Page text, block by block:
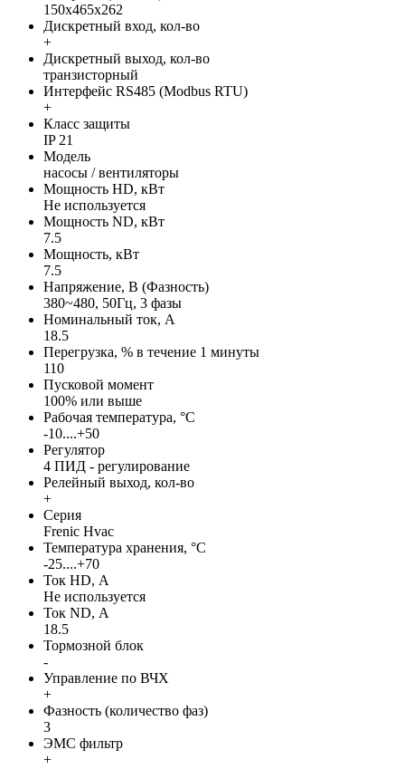
150x465x262
Дискретный вход, кол-во
+
Дискретный выход, кол-во
транзисторный
Интерфейс RS485 (Modbus RTU)
+
Класс защиты
IP 21
Модель
насосы / вентиляторы
Мощность HD, кВт
Не используется
Мощность ND, кВт
7.5
Мощность, кВт
7.5
Напряжение, В (Фазность)
380~480, 50Гц, 3 фазы
Номинальный ток, А
18.5
Перегрузка, % в течение 1 минуты
110
Пусковой момент
100% или выше
Рабочая температура, °С
-10....+50
Регулятор
4 ПИД - регулирование
Релейный выход, кол-во
+
Серия
Frenic Hvac
Температура хранения, °С
-25....+70
Ток HD, А
Не используется
Ток ND, А
18.5
Тормозной блок
-
Управление по ВЧХ
+
Фазность (количество фаз)
3
ЭМС фильтр
+